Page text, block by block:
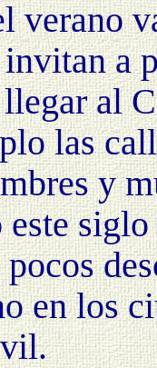
va
a
llegar al
las
y
en los